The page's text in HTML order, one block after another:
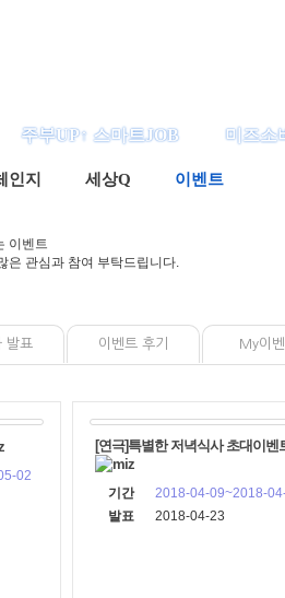
주부UP↑ 스마트JOB 미즈소
인지 세상Q 이벤트
이벤트
은 관심과 참여 부탁드립니다.
발표 이벤트 후기 My이
02
[연극]특별한 저녁식사 초대이벤
기간
2018-04-09~2018-
발표
2018-04-23